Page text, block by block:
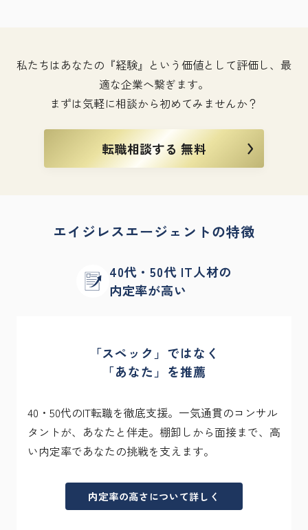
私たちはあなたの『経験』という価値として評価し、最
適な企業へ繋ぎます。
まずは気軽に相談から初めてみませんか？
転職相談する 無料
エイジレスエージェントの特徴
40代・50代 IT人材の
内定率が高い
「スペック」ではなく
「あなた」を推薦
40・50代のIT転職を徹底支援。一気通貫のコンサル
タントが、あなたと伴走。棚卸しから面接まで、高
い内定率であなたの挑戦を支えます。
内定率の高さについて詳しく